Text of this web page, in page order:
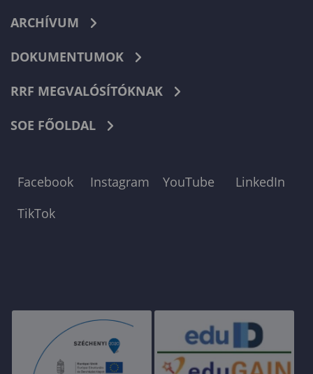
ARCHÍVUM
DOKUMENTUMOK
RRF MEGVALÓSÍTÓKNAK
SOE FŐOLDAL
Facebook Instagram YouTube
LinkedIn
TikTok